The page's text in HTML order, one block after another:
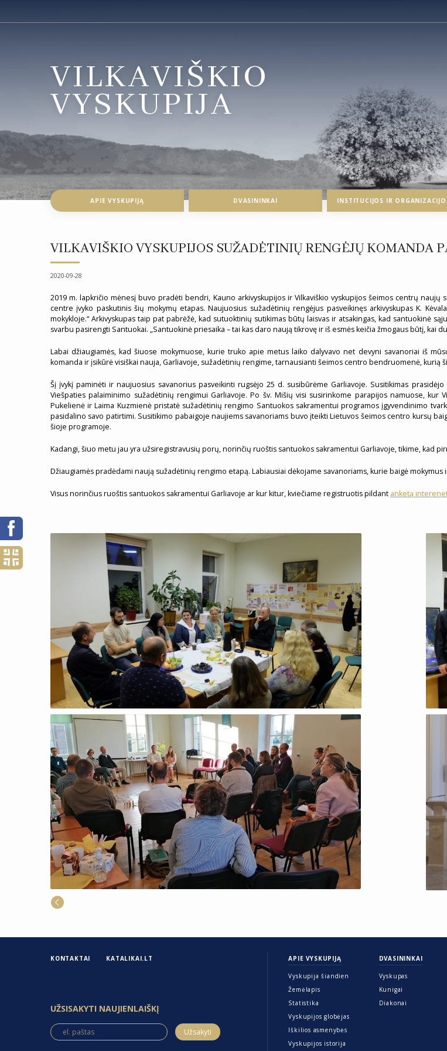
VILKAVIŠKIO
VYSKUPIJA
APIE VYSKUPIJĄ DVASININKAI INSTITUCIJOS IR
VILKAVIŠKIO VYSKUPIJOS SUŽADĖTINIŲ RENGĖJŲ KOMANDA
2020-09-28
2019 m. lapkričio mėnesį buvo pradėti bendri, Kauno arkivyskupijos ir Vilkaviškio vyskupijos šeimos centrų
centre įvyko paskutinis šių mokymų etapas. Naujuosius sužadėtinių rengėjus pasveikinęs arkivyskupas K.
mokykloje.“ Arkivyskupas taip pat pabrėžė, kad sutuoktinių sutikimas būtų laisvas ir atsakingas, kad santuokinė
svarbu pasirengti Santuokai. „Santuokinė priesaika – tai kas daro naują tikrovę ir iš esmės keičia žmogaus būtį, kai
Labai džiaugiamės, kad šiuose mokymuose, kurie truko apie metus laiko dalyvavo net devyni savanoriai iš
komanda ir įsikūrė visiškai nauja, Garliavoje, sužadėtinių rengime, tarnausianti šeimos centro bendruomenė, kurią
Šį įvykį paminėti ir naujuosius savanorius pasveikinti rugsėjo 25 d. susibūrėme Garliavoje. Susitikimas
Viešpaties palaiminimo sužadėtinių rengimui Garliavoje. Po šv. Mišių visi susirinkome parapijos namuose, kur
Pukelienė ir Laima Kuzmienė pristatė sužadėtinių rengimo Santuokos sakramentui programos įgyvendinimo
pasidalino savo patirtimi. Susitikimo pabaigoje naujiems savanoriams buvo įteikti Lietuvos šeimos centro kursų
šioje programoje.
Kadangi, šiuo metu jau yra užsiregistravusių porų, norinčių ruoštis santuokos sakramentui Garliavoje, tikime, kad
Džiaugiamės pradėdami naują sužadėtinių rengimo etapą. Labiausiai dėkojame savanoriams, kurie baigė
Visus norinčius ruoštis santuokos sakramentui Garliavoje ar kur kitur, kviečiame registruotis pildant anketą
KONTAKTAI KATALIKAI.LT
UŽSISAKYTI NAUJIENLAIŠKĮ
APIE VYSKUPIJĄ
Vyskupija šiandien
Žemėlapis
Statistika
Vyskupijos globėjas
Iškilios asmenybės
Vyskupijos istorija
DVASININKAI
Vyskupas
Kunigai
Diakonai